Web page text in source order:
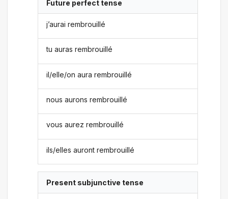
Future perfect tense
j’aurai rembrouillé
tu auras rembrouillé
il/elle/on aura rembrouillé
nous aurons rembrouillé
vous aurez rembrouillé
ils/elles auront rembrouillé
Present subjunctive tense